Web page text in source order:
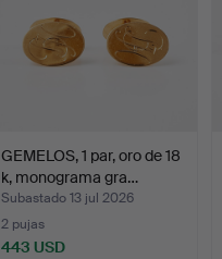
GEMELOS, 1 par, oro de 18
k, monograma gra…
Subastado 13 jul 2026
2 pujas
443 USD